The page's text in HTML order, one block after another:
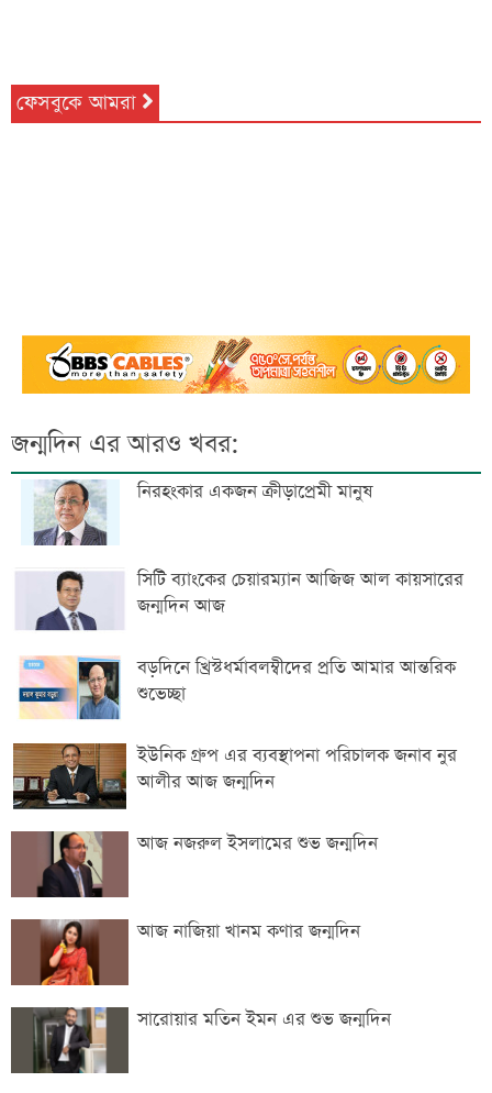
ফেসবুকে আমরা
জন্মদিন এর আরও খবর:
নিরহংকার একজন ক্রীড়াপ্রেমী মানুষ
সিটি ব্যাংকের চেয়ারম্যান আজিজ আল কায়সারের
জন্মদিন আজ
বড়দিনে খ্রিস্টধর্মাবলম্বীদের প্রতি আমার আন্তরিক
শুভেচ্ছা
ইউনিক গ্রুপ এর ব্যবস্থাপনা পরিচালক জনাব নুর
আলীর আজ জন্মদিন
আজ নজরুল ইসলামের শুভ জন্মদিন
আজ নাজিয়া খানম কণার জন্মদিন
সারোয়ার মতিন ইমন এর শুভ জন্মদিন